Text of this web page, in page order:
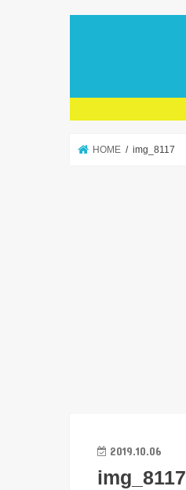
HOME img_8117
2019.10.06
img_8117